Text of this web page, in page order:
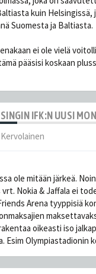
kuin Helsingissä,
Suomesta ja Baltiasta.
ei ole vielä
pääsisi koskaan
IFK:N UUSI
Kervolainen
ole mitään järkeä.
Nokia & Jaffala ei
Arena tyyppisiä
oikeasti iso
Esim Olympiastadionin